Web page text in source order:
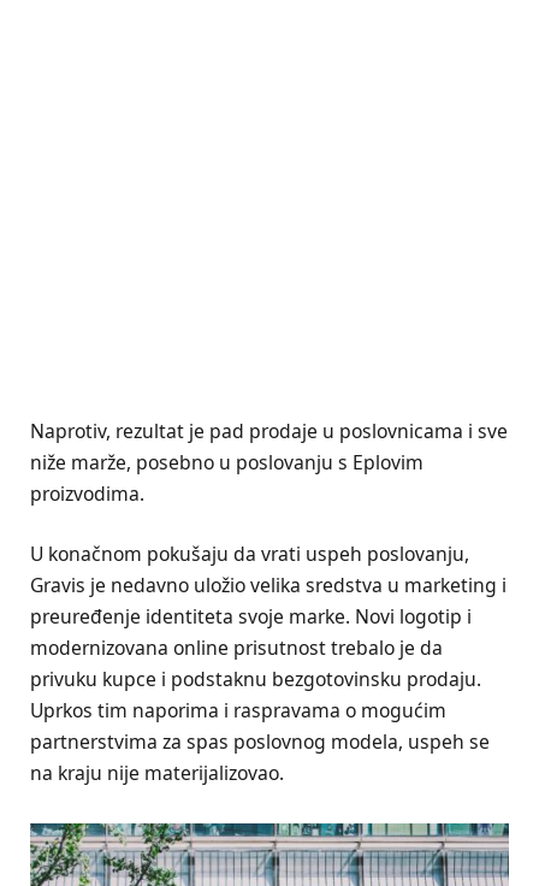
Naprotiv, rezultat je pad prodaje u poslovnicama i sve
niže marže, posebno u poslovanju s Eplovim
proizvodima.
U konačnom pokušaju da vrati uspeh poslovanju,
Gravis je nedavno uložio velika sredstva u marketing i
preuređenje identiteta svoje marke. Novi logotip i
modernizovana online prisutnost trebalo je da
privuku kupce i podstaknu bezgotovinsku prodaju.
Uprkos tim naporima i raspravama o mogućim
partnerstvima za spas poslovnog modela, uspeh se
na kraju nije materijalizovao.